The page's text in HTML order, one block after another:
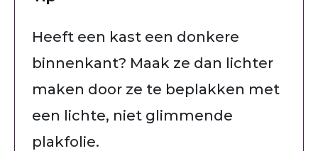
Heeft een kast een donkere
binnenkant? Maak ze dan lichter
maken door ze te beplakken met
een lichte, niet glimmende
plakfolie.